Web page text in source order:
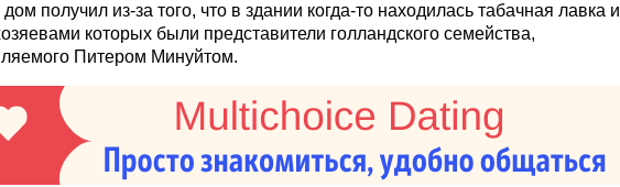
получил из-за того, что в здании когда-то находилась табачная лавка и
которых были представители голландского семейства,
Питером Минуйтом.